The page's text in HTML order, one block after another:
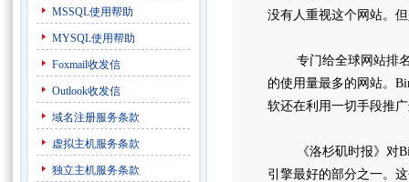
MSSQL使用帮助
MYSQL使用帮助
Foxmail收发信
Outlook收发信
域名注册服务条款
虚拟主机服务条款
独立主机服务条款
没有人重视这个网站。
专门给全球网站排名
的使用量最多的网站。
软还在利用一切手段推
《洛杉矶时报》对
引擎最好的部分之一。